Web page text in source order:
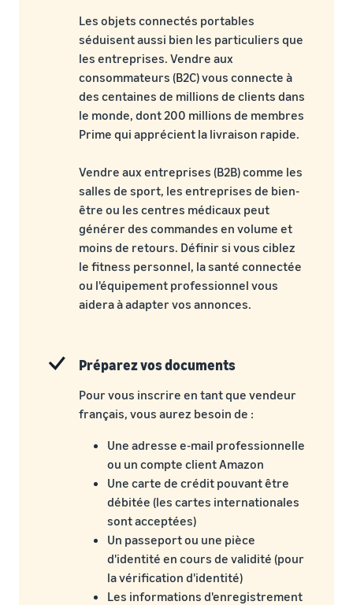
Les objets connectés portables
séduisent aussi bien les particuliers que
les entreprises. Vendre aux
consommateurs (B2C) vous connecte à
des centaines de millions de clients dans
le monde, dont 200 millions de membres
Prime qui apprécient la livraison rapide.
Vendre aux entreprises (B2B) comme les
salles de sport, les entreprises de bien-
être ou les centres médicaux peut
générer des commandes en volume et
moins de retours. Définir si vous ciblez
le fitness personnel, la santé connectée
ou l'équipement professionnel vous
aidera à adapter vos annonces.
Préparez vos documents
Pour vous inscrire en tant que vendeur
français, vous aurez besoin de :
Une adresse e-mail professionnelle
ou un compte client Amazon
Une carte de crédit pouvant être
débitée (les cartes internationales
sont acceptées)
Un passeport ou une pièce
d'identité en cours de validité (pour
la vérification d'identité)
Les informations d'enregistrement